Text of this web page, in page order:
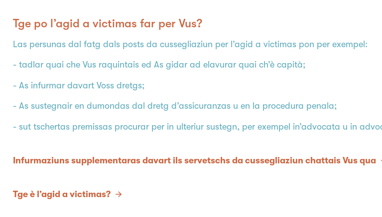
Tge po l’agid a victimas far per Vus?
Las persunas dal fatg dals posts da cussegliaziun per l’agid a victimas pon per exempel:
- tadlar quai che Vus raquintais ed As gidar ad elavurar quai ch’è capità;
- As infurmar davart Voss dretgs;
- As sustegnair en dumondas dal dretg d’assicuranzas u en la procedura penala;
- sut tschertas premissas procurar per in ulteriur sustegn, per exempel in’advocata u in
Infurmaziuns supplementaras davart ils servetschs da cussegliaziun chattais Vus qua
Tge è l’agid a victimas?